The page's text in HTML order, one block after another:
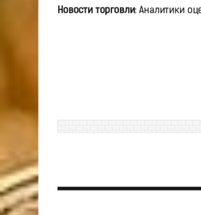
Новости торговли: Аналитики